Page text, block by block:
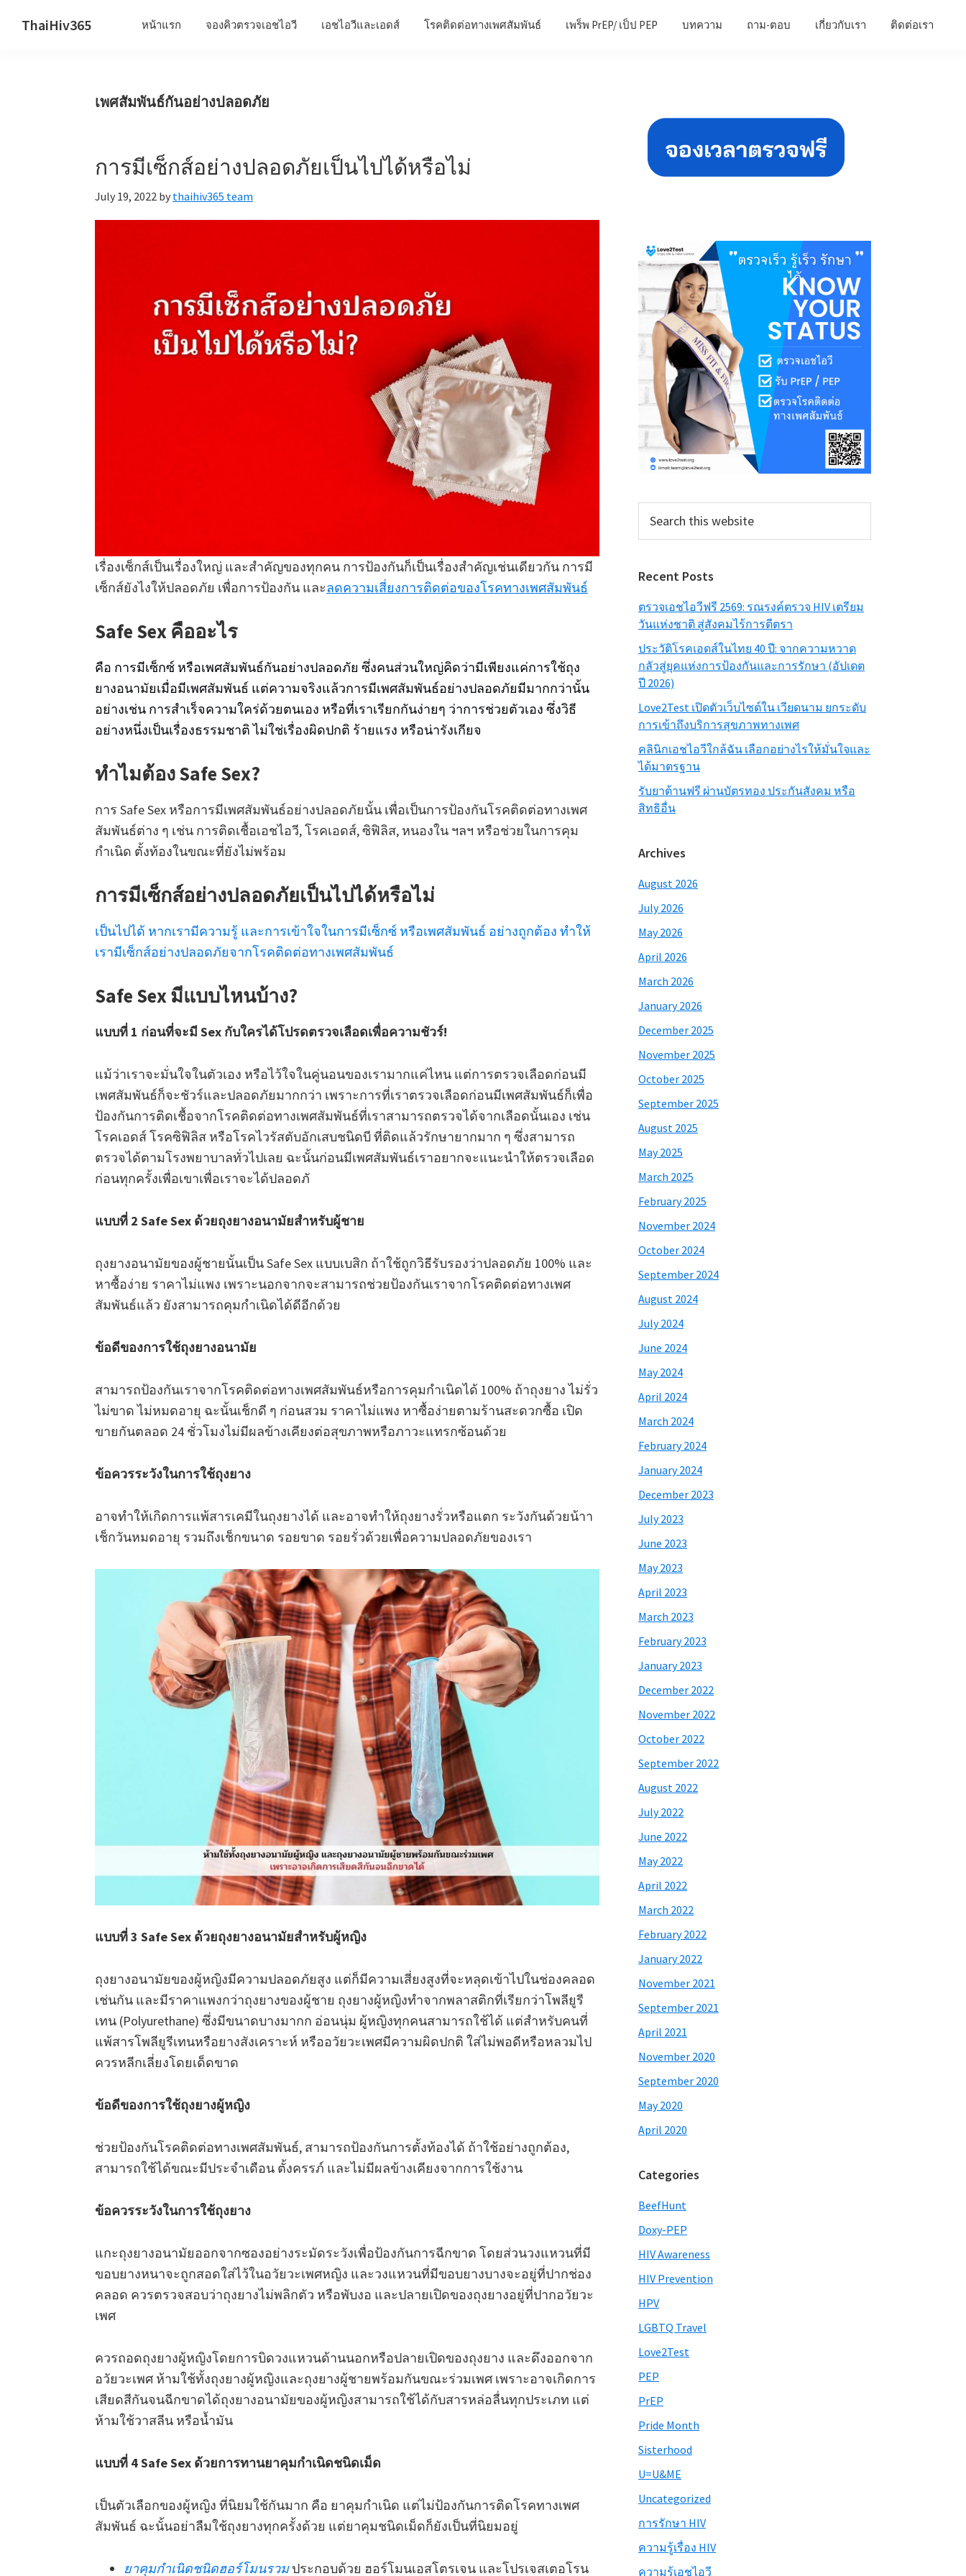
ThaiHiv365 หน้าแรก จองคิวตรวจเอชไอวี เอชไอวีและเอดส์ โรคติดต่อทางเพศสัมพันธ์ เพร็พ PrEP/ เป็ป PEP บทความ ถาม-ตอบ เกี่ยวกับเรา ติดต่อเรา
เพศสัมพันธ์กันอย่างปลอดภัย
การมีเซ็กส์อย่างปลอดภัยเป็นไปได้หรือไม่
July 19, 2022 by thaihiv365 team
เรื่องเซ็กส์เป็นเรื่องใหญ่ และสำคัญของทุกคน การป้องกันก็เป็นเรื่องสำคัญเช่นเดียวกัน การมี
เซ็กส์ยังไงให้ปลอดภัย เพื่อการป้องกัน และลดความเสี่ยงการติดต่อของโรคทางเพศสัมพันธ์
Safe Sex คืออะไร
คือ การมีเซ็กซ์ หรือเพศสัมพันธ์กันอย่างปลอดภัย ซึ่งคนส่วนใหญ่คิดว่ามีเพียงแค่การใช้ถุง
ยางอนามัยเมื่อมีเพศสัมพันธ์ แต่ความจริงแล้วการมีเพศสัมพันธ์อย่างปลอดภัยมีมากกว่านั้น
อย่างเช่น การสำเร็จความใคร่ด้วยตนเอง หรือที่เราเรียกกันง่ายๆ ว่าการช่วยตัวเอง ซึ่งวิธี
อย่างหนึ่งเป็นเรื่องธรรมชาติ ไม่ใช่เรื่องผิดปกติ ร้ายแรง หรือน่ารังเกียจ
ทำไมต้อง Safe Sex?
การ Safe Sex หรือการมีเพศสัมพันธ์อย่างปลอดภัยนั้น เพื่อเป็นการป้องกันโรคติดต่อทางเพศ
สัมพันธ์ต่าง ๆ เช่น การติดเชื้อเอชไอวี, โรคเอดส์, ซิฟิลิส, หนองใน ฯลฯ หรือช่วยในการคุม
กำเนิด ตั้งท้องในขณะที่ยังไม่พร้อม
การมีเซ็กส์อย่างปลอดภัยเป็นไปได้หรือไม่
เป็นไปได้ หากเรามีความรู้ และการเข้าใจในการมีเซ็กซ์ หรือเพศสัมพันธ์ อย่างถูกต้อง ทำให้
เรามีเซ็กส์อย่างปลอดภัยจากโรคติดต่อทางเพศสัมพันธ์
Safe Sex มีแบบไหนบ้าง?
แบบที่ 1 ก่อนที่จะมี Sex กับใครได้โปรดตรวจเลือดเพื่อความชัวร์!
แม้ว่าเราจะมั่นใจในตัวเอง หรือไว้ใจในคู่นอนของเรามากแค่ไหน แต่การตรวจเลือดก่อนมี
เพศสัมพันธ์ก็จะชัวร์และปลอดภัยมากกว่า เพราะการที่เราตรวจเลือดก่อนมีเพศสัมพันธ์ก็เพื่อ
ป้องกันการติดเชื้อจากโรคติดต่อทางเพศสัมพันธ์ที่เราสามารถตรวจได้จากเลือดนั้นเอง เช่น
โรคเอดส์ โรคซิฟิลิส หรือโรคไวรัสตับอักเสบชนิดบี ที่ติดแล้วรักษายากมาก ๆ ซึ่งสามารถ
ตรวจได้ตามโรงพยาบาลทั่วไปเลย ฉะนั้นก่อนมีเพศสัมพันธ์เราอยากจะแนะนำให้ตรวจเลือด
ก่อนทุกครั้งเพื่อเขาเพื่อเราจะได้ปลอดภั
แบบที่ 2 Safe Sex ด้วยถุงยางอนามัยสำหรับผู้ชาย
ถุงยางอนามัยของผู้ชายนั้นเป็น Safe Sex แบบเบสิก ถ้าใช้ถูกวิธีรับรองว่าปลอดภัย 100% และ
หาซื้อง่าย ราคาไม่แพง เพราะนอกจากจะสามารถช่วยป้องกันเราจากโรคติดต่อทางเพศ
สัมพันธ์แล้ว ยังสามารถคุมกำเนิดได้ดีอีกด้วย
ข้อดีของการใช้ถุงยางอนามัย
สามารถป้องกันเราจากโรคติดต่อทางเพศสัมพันธ์หรือการคุมกำเนิดได้ 100% ถ้าถุงยาง ไม่รั่ว
ไม่ขาด ไม่หมดอายุ ฉะนั้นเช็กดี ๆ ก่อนสวม ราคาไม่แพง หาซื้อง่ายตามร้านสะดวกซื้อ เปิด
ขายกันตลอด 24 ชั่วโมงไม่มีผลข้างเคียงต่อสุขภาพหรือภาวะแทรกซ้อนด้วย
ข้อควรระวังในการใช้ถุงยาง
อาจทำให้เกิดการแพ้สารเคมีในถุงยางได้ และอาจทำให้ถุงยางรั่วหรือแตก ระวังกันด้วยน้าา
เช็กวันหมดอายุ รวมถึงเช็กขนาด รอยขาด รอยรั่วด้วยเพื่อความปลอดภัยของเรา
แบบที่ 3 Safe Sex ด้วยถุงยางอนามัยสำหรับผู้หญิง
ถุงยางอนามัยของผู้หญิงมีความปลอดภัยสูง แต่ก็มีความเสี่ยงสูงที่จะหลุดเข้าไปในช่องคลอด
เช่นกัน และมีราคาแพงกว่าถุงยางของผู้ชาย ถุงยางผู้หญิงทำจากพลาสติกที่เรียกว่าโพลียูรี
เทน (Polyurethane) ซึ่งมีขนาดบางมากก อ่อนนุ่ม ผู้หญิงทุกคนสามารถใช้ได้ แต่สำหรับคนที่
แพ้สารโพลียูรีเทนหรือยางสังเคราะห์ หรืออวัยวะเพศมีความผิดปกติ ใส่ไม่พอดีหรือหลวมไป
ควรหลีกเลี่ยงโดยเด็ดขาด
ข้อดีของการใช้ถุงยางผู้หญิง
ช่วยป้องกันโรคติดต่อทางเพศสัมพันธ์, สามารถป้องกันการตั้งท้องได้ ถ้าใช้อย่างถูกต้อง,
สามารถใช้ได้ขณะมีประจำเดือน ตั้งครรภ์ และไม่มีผลข้างเคียงจากการใช้งาน
ข้อควรระวังในการใช้ถุงยาง
แกะถุงยางอนามัยออกจากซองอย่างระมัดระวังเพื่อป้องกันการฉีกขาด โดยส่วนวงแหวนที่มี
ขอบยางหนาจะถูกสอดใส่ไว้ในอวัยวะเพศหญิง และวงแหวนที่มีขอบยางบางจะอยู่ที่ปากช่อง
คลอด ควรตรวจสอบว่าถุงยางไม่พลิกตัว หรือพับงอ และปลายเปิดของถุงยางอยู่ที่ปากอวัยวะ
เพศ
ควรถอดถุงยางผู้หญิงโดยการบิดวงแหวนด้านนอกหรือปลายเปิดของถุงยาง และดึงออกจาก
อวัยวะเพศ ห้ามใช้ทั้งถุงยางผู้หญิงและถุงยางผู้ชายพร้อมกันขณะร่วมเพศ เพราะอาจเกิดการ
เสียดสีกันจนฉีกขาดได้ถุงยางอนามัยของผู้หญิงสามารถใช้ได้กับสารหล่อลื่นทุกประเภท แต่
ห้ามใช้วาสลีน หรือน้ำมัน
แบบที่ 4 Safe Sex ด้วยการทานยาคุมกำเนิดชนิดเม็ด
เป็นตัวเลือกของผู้หญิง ที่นิยมใช้กันมาก คือ ยาคุมกำเนิด แต่ไม่ป้องกันการติดโรคทางเพศ
สัมพันธ์ ฉะนั้นอย่าลืมใช้ถุงยางทุกครั้งด้วย แต่ยาคุมชนิดเม็ดก็ยังเป็นที่นิยมอยู่
ยาคุมกำเนิดชนิดฮอร์โมนรวม ประกอบด้วย ฮอร์โมนเอสโตรเจน และโปรเจสเตอโรน
Sidebar
this
Recent Posts
ตรวจเอชไอวีฟรี 2569: รณรงค์ตรวจ HIV เตรียม
วันแห่งชาติ สู่สังคมไร้การตีตรา
ประวัติโรคเอดส์ในไทย 40 ปี: จากความหวาด
กลัวสู่ยุคแห่งการป้องกันและการรักษา (อัปเดต
ปี 2026)
Love2Test เปิดตัวเว็บไซต์ใน เวียดนาม ยกระดับ
การเข้าถึงบริการสุขภาพทางเพศ
คลินิกเอชไอวีใกล้ฉัน เลือกอย่างไรให้มั่นใจและ
ได้มาตรฐาน
รับยาต้านฟรี ผ่านบัตรทอง ประกันสังคม หรือ
สิทธิอื่น
Archives
August 2026
July 2026
May 2026
April 2026
March 2026
January 2026
December 2025
November 2025
October 2025
September 2025
August 2025
May 2025
March 2025
February 2025
November 2024
October 2024
September 2024
August 2024
July 2024
June 2024
May 2024
April 2024
March 2024
February 2024
January 2024
December 2023
July 2023
June 2023
May 2023
April 2023
March 2023
February 2023
January 2023
December 2022
November 2022
October 2022
September 2022
August 2022
July 2022
June 2022
May 2022
April 2022
March 2022
February 2022
January 2022
November 2021
September 2021
April 2021
November 2020
September 2020
May 2020
April 2020
Categories
BeefHunt
Doxy-PEP
HIV Awareness
HIV Prevention
HPV
LGBTQ Travel
Love2Test
PEP
PrEP
Pride Month
Sisterhood
U=U&ME
Uncategorized
การรักษา HIV
ความรู้เรื่อง HIV
ความรู้เอชไอวี